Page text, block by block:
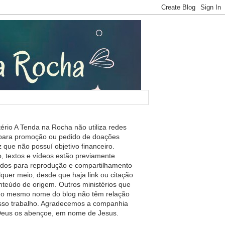
A Tenda na Rocha não utiliza redes
promoção ou pedido de doações
que não possuí objetivo financeiro.
textos e vídeos estão previamente
para reprodução e compartilhamento
meio, desde que haja link ou citação
de origem. Outros ministérios que
mesmo nome do blog não têm relação
trabalho. Agradecemos a companhia
os abençoe, em nome de Jesus.